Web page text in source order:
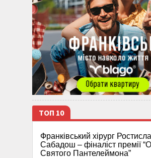
ТОП 10
Франківський хірург
Сабадош – фіналіст премії
Святого Пантелеймона”